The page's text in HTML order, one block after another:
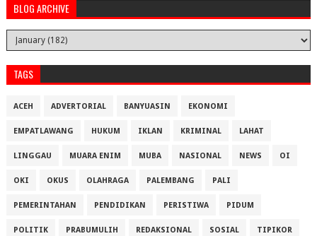
BLOG ARCHIVE
TAGS
ACEH ADVERTORIAL BANYUASIN EKONOMI
EMPATLAWANG HUKUM IKLAN KRIMINAL LAHAT
LINGGAU MUARA ENIM MUBA NASIONAL NEWS OI
OKI OKUS OLAHRAGA PALEMBANG PALI
PEMERINTAHAN PENDIDIKAN PERISTIWA PIDUM
POLITIK PRABUMULIH REDAKSIONAL SOSIAL TIPIKOR